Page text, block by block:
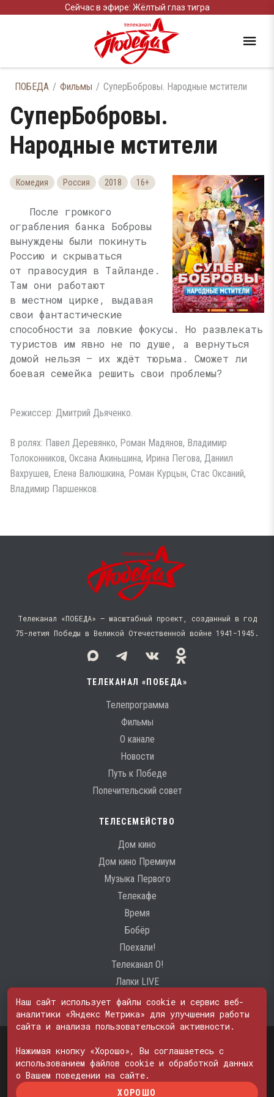
Сейчас в эфире: Жёлтый глаз тигра
ПОБЕДА Фильмы СуперБобровы. Народные мстители
СуперБобровы.
Народные мстители
Комедия Россия 2018 16+
После громкого
ограбления банка Бобровы
вынуждены были покинуть
Россию и скрываться
от правосудия в Тайланде.
Там они работают
в местном цирке, выдавая
свои фантастические
способности за ловкие фокусы. Но развлекать
туристов им явно не по душе, а вернуться
домой нельзя — их ждёт тюрьма. Сможет ли
боевая семейка решить свои проблемы?
Режиссер: Дмитрий Дьяченко.
В ролях: Павел Деревянко, Роман Мадянов, Владимир
Толоконников, Оксана Акиньшина, Ирина Пегова, Даниил
Вахрушев, Елена Валюшкина, Роман Курцын, Стас Оксаний,
Владимир Паршенков.
Телеканал «ПОБЕДА» — масштабный проект, созданный в год
75-летия Победы в Великой Отечественной войне 1941−1945.
ТЕЛЕКАНАЛ «ПОБЕДА»
Телепрограмма
Фильмы
О канале
Новости
Путь к Победе
Попечительский совет
ТЕЛЕСЕМЕЙСТВО
Дом кино
Дом кино Премиум
Музыка Первого
Телекафе
Время
Бобёр
Поехали!
Телеканал О!
Лапки LIVE
№ ФС 77 - 74600
© 2000—2026. Редакция телеканала «ПОБЕДА». Все права на любые
материалы, опубликованные на сайте, защищены. Любое
использование материалов возможно только с согласия Редакции
Наш сайт использует файлы cookie и сервис веб-
аналитики «Яндекс Метрика» для улучшения работы
сайта и анализа пользовательской активности.
Нажимая кнопку «Хорошо», Вы соглашаетесь с
использованием файлов cookie и обработкой данных
о Вашем поведении на сайте.
ХОРОШО